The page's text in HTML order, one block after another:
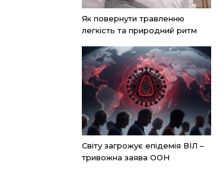
Як повернути травленню
легкість та природний ритм
Світу загрожує епідемія ВІЛ –
тривожна заява ООН